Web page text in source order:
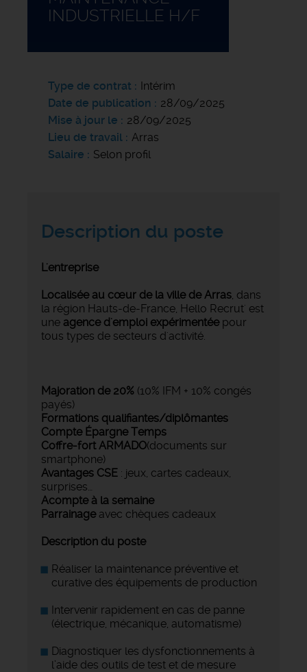
INDUSTRIELLE H/F
Type de contrat
Intérim
Date de publication
28/09/2025
Mise à jour le
28/09/2025
Lieu de travail
Arras
Salaire
Selon profil
Description du poste
L'entreprise
Localisée au cœur de la ville de Arras , dans
la région Hauts-de-France, Hello Recrut' est
une agence d'emploi expérimentéepour
tous types de secteurs d'activité.
Majoration de 20% (10% IFM + 10% congés
payés)
Formations qualifiantes/diplômantes
Compte Épargne Temps
Coffre-fort ARMADO(documents sur
smartphone)
Avantages CSE : jeux, cartes cadeaux,
surprises…
Acompte à la semaine
Parrainageavec chèques cadeaux
Description du poste
Réaliser la maintenance préventive et
curative des équipements de production
Intervenir rapidement en cas de panne
(électrique, mécanique, automatisme)
Diagnostiquer les dysfonctionnements à
l’aide des outils de test et de mesure